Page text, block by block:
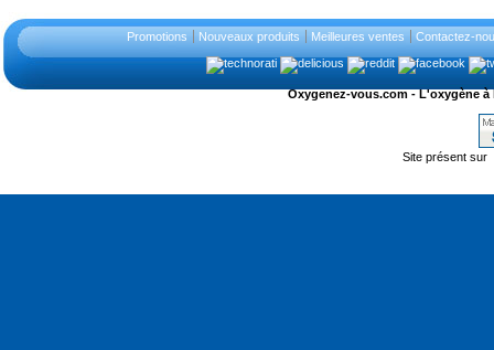
Promotions Nouveaux produits Meilleures ventes Contactez-
Oxygenez-vous.com - L'oxygène
Site présent sur